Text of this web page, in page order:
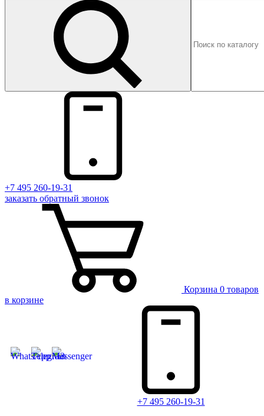
+7 495 260-19-31
заказать обратный звонок
Корзина 0 товаров
в корзине
+7 495 260-19-31